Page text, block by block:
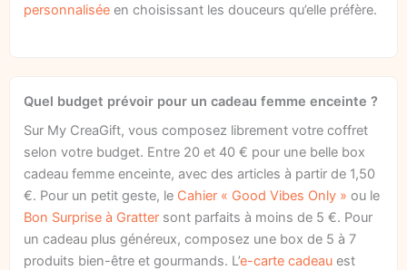
personnalisée en choisissant les douceurs qu’elle préfère.
Quel budget prévoir pour un cadeau femme enceinte ?
Sur My CreaGift, vous composez librement votre coffret
selon votre budget. Entre 20 et 40 € pour une belle box
cadeau femme enceinte, avec des articles à partir de 1,50
€. Pour un petit geste, le Cahier « Good Vibes Only » ou le
Bon Surprise à Gratter sont parfaits à moins de 5 €. Pour
un cadeau plus généreux, composez une box de 5 à 7
produits bien-être et gourmands. L’e-carte cadeau est